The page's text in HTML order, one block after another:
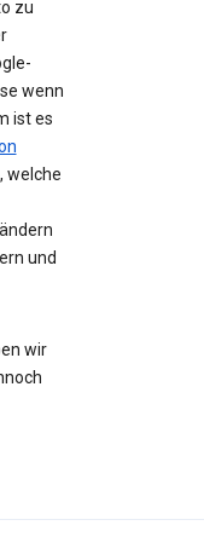
zu
wenn
ist es
welche
und
wir